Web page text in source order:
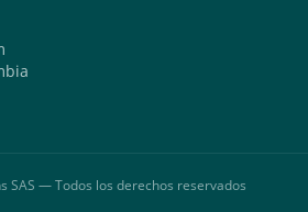
SAS — Todos los derechos reservados